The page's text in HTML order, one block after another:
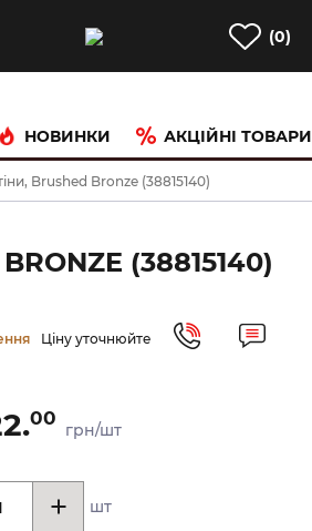
(0)
НОВИНКИ АКЦІЙНІ ТОВАРИ
Brushed Bronze (38815140)
(38815140)
Ціну уточнюйте
00
грн/шт
шт